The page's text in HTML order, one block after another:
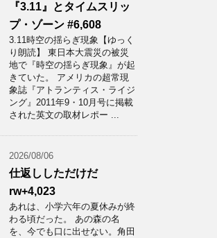
『3.11』とタイムスリッ
プ・ゾーン #6,608
3.11時空の揺らぎ現象【ゆっく
り朗読】 東日本大震災の被災
地で『時空の揺らぎ現象』が起
きていた。 アメリカの超常現
象誌『アトランティス・ライジ
ング』2011年9・10月号に掲載
された英文の取材レポー ...
2026/08/06
仕返ししただけだ
rw+4,023
あれは、小学六年の夏休みが終
わる頃だった。 あの森の名
を、今でも口に出せない。角田